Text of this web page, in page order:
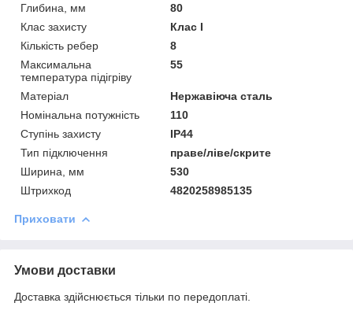
Глибина, мм
80
Клас захисту
Клас I
Кількість ребер
8
Максимальна
температура підігріву
55
Матеріал
Нержавіюча сталь
Номінальна потужність
110
Ступінь захисту
IP44
Тип підключення
праве/ліве/скрите
Ширина, мм
530
Штрихкод
4820258985135
Приховати
Умови доставки
Доставка здійснюється тільки по передоплаті.